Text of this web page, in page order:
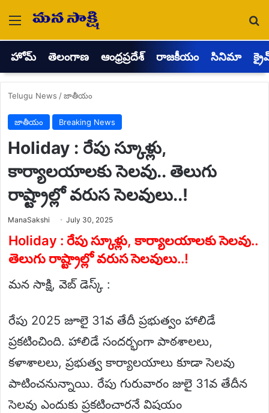
Menu
హోమ్ తెలంగాణ ఆంధ్రప్రదేశ్ రాజకీయం సినిమా
Telugu News /జాతీయం
జాతీయం Breaking News
Holiday : రేపు స్కూళ్లు,
కార్యాలయాలకు సెలవు.. తెలుగు
రాష్ట్రాల్లో వరుస సెలవులు..!
ManaSakshi Send July 30, 2025
Holiday : రేపు స్కూళ్లు, కార్యాలయాలకు సెలవు..
తెలుగు రాష్ట్రాల్లో వరుస సెలవులు..!
మన సాక్షి, వెబ్ డెస్క్ :
రేపు 2025 జూలై 31వ తేదీ ప్రభుత్వం హాలిడే
ప్రకటించింది. హాలిడే సందర్భంగా పాఠశాలలు,
కళాశాలలు, ప్రభుత్వ కార్యాలయాలు కూడా సెలవు
పాటించనున్నాయి. రేపు గురువారం జులై 31వ తేదీన
సెలవు ఎందుకు ప్రకటించారనే విషయం